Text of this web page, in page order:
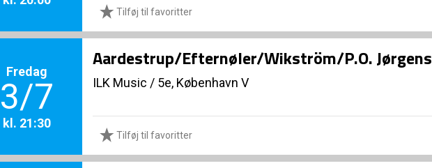
Tilføj til favoritter
Fredag
3/7
kl. 21:30
Aardestrup/Efternøler/Wikström/P.O. Jørgens
ILK Music / 5e, København V
Tilføj til favoritter